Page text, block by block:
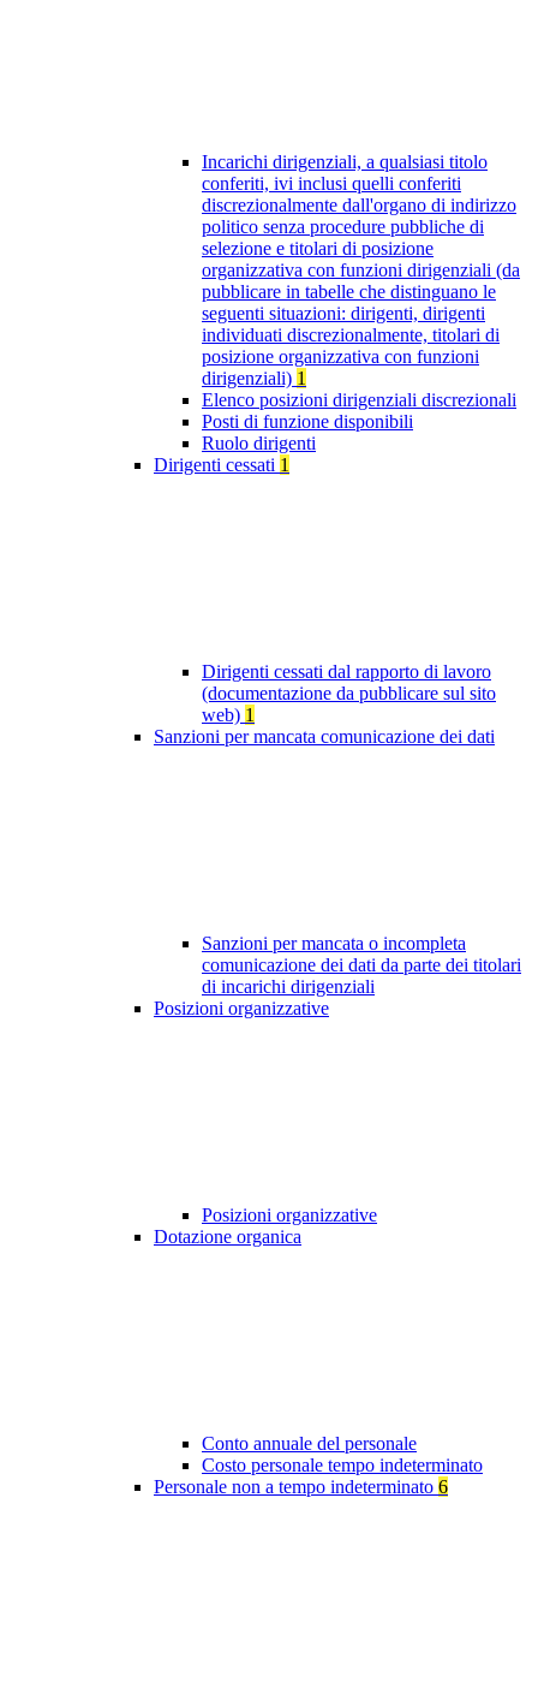
Incarichi dirigenziali, a qualsiasi titolo
conferiti, ivi inclusi quelli conferiti
discrezionalmente dall'organo di indirizzo
politico senza procedure pubbliche di
selezione e titolari di posizione
organizzativa con funzioni dirigenziali (da
pubblicare in tabelle che distinguano le
seguenti situazioni: dirigenti, dirigenti
individuati discrezionalmente, titolari di
posizione organizzativa con funzioni
dirigenziali) 1
Elenco posizioni dirigenziali discrezionali
Posti di funzione disponibili
Ruolo dirigenti
Dirigenti cessati 1
Dirigenti cessati dal rapporto di lavoro
(documentazione da pubblicare sul sito
web) 1
Sanzioni per mancata comunicazione dei dati
Sanzioni per mancata o incompleta
comunicazione dei dati da parte dei titolari
di incarichi dirigenziali
Posizioni organizzative
Posizioni organizzative
Dotazione organica
Conto annuale del personale
Costo personale tempo indeterminato
Personale non a tempo indeterminato 6